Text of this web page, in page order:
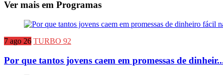
Ver mais em Programas
7 ago 26 TURBO 92
Por que tantos jovens caem em promessas de